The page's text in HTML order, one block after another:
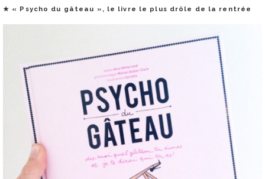
★ « Psycho du gâteau », le livre le plus drôle de la rentrée